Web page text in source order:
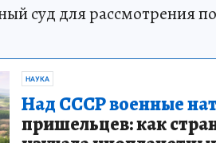
суд для рассмотрения
НАУКА
Над СССР военные
пришельцев: как